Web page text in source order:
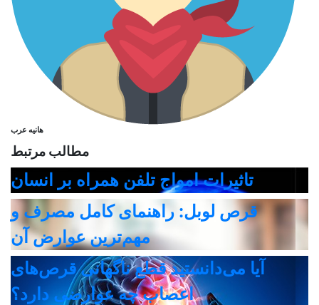
هانیه عرب
مطالب مرتبط
تاثیرات امواج تلفن همراه بر انسان
قرص لوبل: راهنمای کامل مصرف و
مهم‌ترین عوارض آن
آیا می‌دانستید قطع ناگهانی قرص‌های
اعصاب چه عوارضی دارد؟